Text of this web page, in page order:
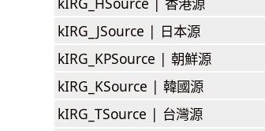
kIRG_JSource | 日本源
kIRG_KPSource | 朝鮮源
kIRG_KSource | 韓國源
kIRG_TSource | 台灣源